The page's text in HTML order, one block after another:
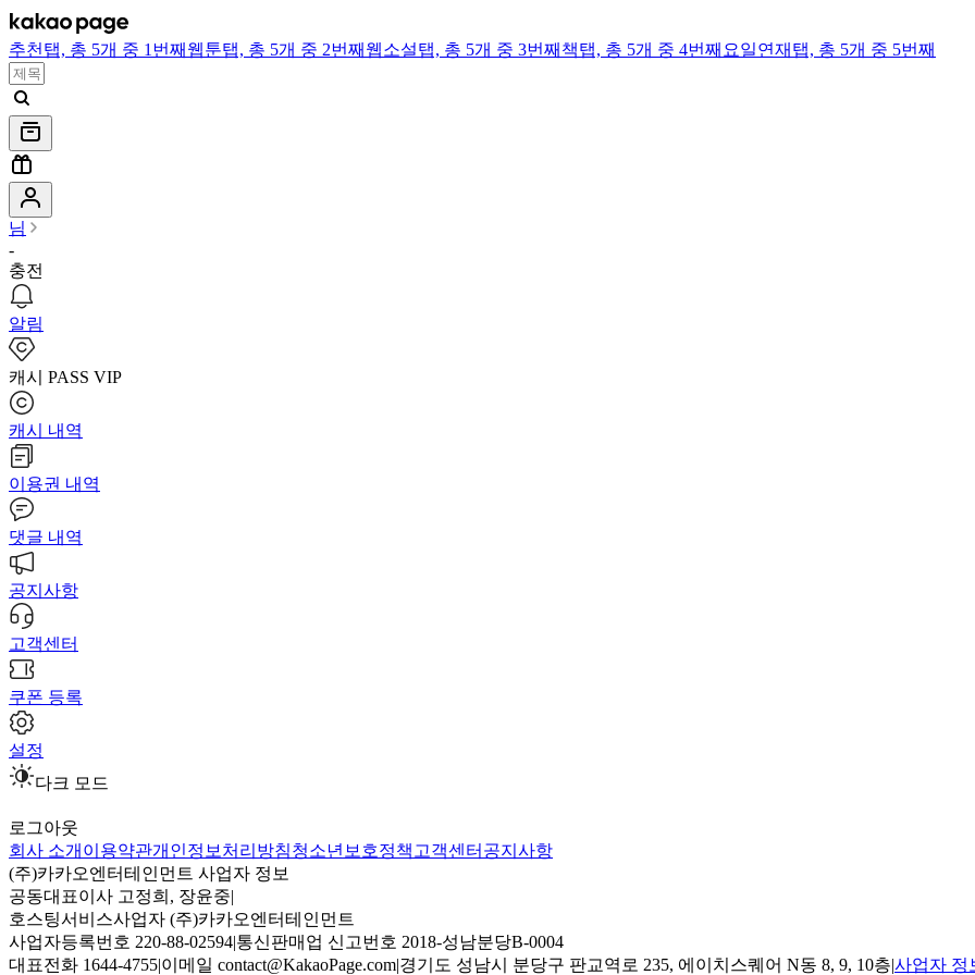
추천 탭, 총 5개 중 1번째 웹툰탭, 총 5개 중 2번째 웹소설탭, 총 5개 중 3번째 책탭, 총 5개 중 4번째 요일연재 탭, 총 5개 중 5번째
님
-
충전
알림
캐시 PASS VIP
캐시 내역
이용권 내역
댓글 내역
공지사항
고객센터
쿠폰 등록
설정
다크 모드
로그아웃
회사 소개 이용약관개인정보처리방침청소년보호정책 고객센터 공지사항
(주)카카오엔터테인먼트 사업자 정보
공동대표이사 고정희, 장윤중|
호스팅서비스사업자 (주)카카오엔터테인먼트
사업자등록번호 220-88-02594|통신판매업 신고번호 2018-성남분당B-0004
대표전화 1644-4755|이메일 contact@KakaoPage.com|경기도 성남시 분당구 판교역로 235, 에이치스퀘어 N동 8, 9, 10층|사업자 정